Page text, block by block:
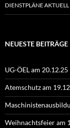
DIENSTPLÄNE AKTUELL
NEUESTE BEITRÄGE
UG-ÖEL am 20.12.25
Atemschutz am
Weihnachtsfeier am